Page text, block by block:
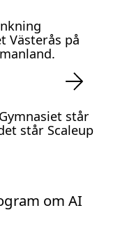
Västerås på
om AI